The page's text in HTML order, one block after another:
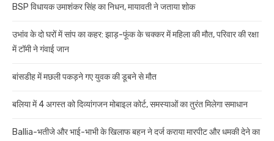
BSP विधायक उमाशंकर सिंह का निधन, मायावती ने जताया शोक
उभांव के दो घरों में सांप का कहर: झाड़-फूंक के चक्कर में महिला की मौत, परिवार की रक्षा
में टॉमी ने गंवाई जान
बांसडीह में मछली पकड़ने गए युवक की डूबने से मौत
बलिया में 4 अगस्त को दिव्यांगजन मोबाइल कोर्ट, समस्याओं का तुरंत मिलेगा समाधान
Ballia-भतीजे और भाई-भाभी के खिलाफ बहन ने दर्ज कराया मारपीट और धमकी देने का